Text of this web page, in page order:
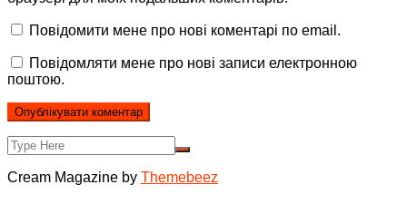
Повідомити мене про нові коментарі по email.
Повідомляти мене про нові записи електронною
поштою.
Cream Magazine by Themebeez